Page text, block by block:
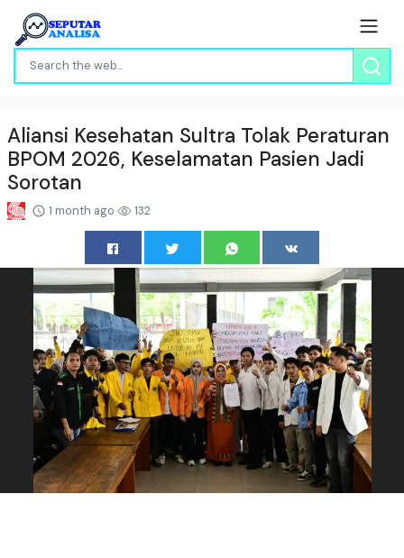
Aliansi Kesehatan Sultra Tolak Peraturan
BPOM 2026, Keselamatan Pasien Jadi
Sorotan
1 month ago 132